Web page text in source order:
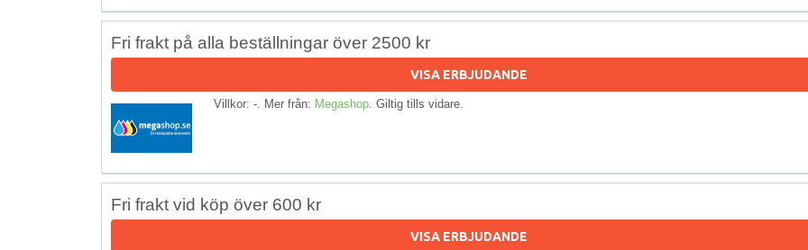
Fri frakt på alla beställningar över 2500 kr
VISA ERBJUDANDE
Villkor: -. Mer från: Megashop . Giltig tills vidare.
Fri frakt vid köp över 600 kr
VISA ERBJUDANDE